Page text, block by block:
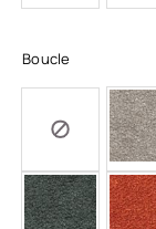
Boucle